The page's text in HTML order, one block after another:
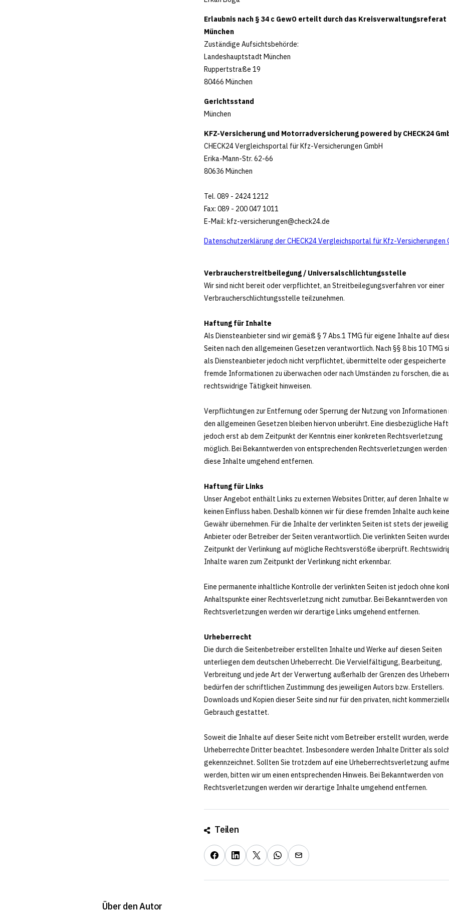
Erlaubnis nach § 34 c GewO erteilt durch das Kreisverwaltungsreferat
München
Zuständige Aufsichtsbehörde:
Landeshauptstadt München
Ruppertstraße 19
80466 München
Gerichtsstand
München
KFZ-Versicherung und Motorradversicherung powered by CHECK24
CHECK24 Vergleichsportal für Kfz-Versicherungen GmbH
Erika-Mann-Str. 62-66
80636 München
Tel. 089 - 2424 1212
Fax: 089 - 200 047 1011
E-Mail: kfz-versicherungen@check24.de
Datenschutzerklärung der CHECK24 Vergleichsportal für Kfz-Versicherungen
Verbraucher­streit­beilegung / Universal­schlichtungs­stelle
Wir sind nicht bereit oder verpflichtet, an Streitbeilegungsverfahren vor einer
Verbraucher­schlichtungs­stelle teilzunehmen.
Haftung für Inhalte
Als Diensteanbieter sind wir gemäß § 7 Abs.1 TMG für eigene Inhalte auf
Seiten nach den allgemeinen Gesetzen verantwortlich. Nach §§ 8 bis 10 TMG
als Diensteanbieter jedoch nicht verpflichtet, übermittelte oder gespeicherte
fremde Informationen zu überwachen oder nach Umständen zu forschen, die
rechtswidrige Tätigkeit hinweisen.
Verpflichtungen zur Entfernung oder Sperrung der Nutzung von Informationen
den allgemeinen Gesetzen bleiben hiervon unberührt. Eine diesbezügliche
jedoch erst ab dem Zeitpunkt der Kenntnis einer konkreten Rechtsverletzung
möglich. Bei Bekanntwerden von entsprechenden Rechtsverletzungen werden
diese Inhalte umgehend entfernen.
Haftung für Links
Unser Angebot enthält Links zu externen Websites Dritter, auf deren Inhalte
keinen Einfluss haben. Deshalb können wir für diese fremden Inhalte auch keine
Gewähr übernehmen. Für die Inhalte der verlinkten Seiten ist stets der
Anbieter oder Betreiber der Seiten verantwortlich. Die verlinkten Seiten
Zeitpunkt der Verlinkung auf mögliche Rechtsverstöße überprüft.
Inhalte waren zum Zeitpunkt der Verlinkung nicht erkennbar.
Eine permanente inhaltliche Kontrolle der verlinkten Seiten ist jedoch ohne
Anhaltspunkte einer Rechtsverletzung nicht zumutbar. Bei Bekanntwerden von
Rechtsverletzungen werden wir derartige Links umgehend entfernen.
Urheberrecht
Die durch die Seitenbetreiber erstellten Inhalte und Werke auf diesen Seiten
unterliegen dem deutschen Urheberrecht. Die Vervielfältigung, Bearbeitung,
Verbreitung und jede Art der Verwertung außerhalb der Grenzen des
bedürfen der schriftlichen Zustimmung des jeweiligen Autors bzw. Erstellers.
Downloads und Kopien dieser Seite sind nur für den privaten, nicht
Gebrauch gestattet.
Soweit die Inhalte auf dieser Seite nicht vom Betreiber erstellt wurden,
Urheberrechte Dritter beachtet. Insbesondere werden Inhalte Dritter als
gekennzeichnet. Sollten Sie trotzdem auf eine Urheberrechtsverletzung
werden, bitten wir um einen entsprechenden Hinweis. Bei Bekanntwerden von
Rechtsverletzungen werden wir derartige Inhalte umgehend entfernen.
Teilen
Über den Autor